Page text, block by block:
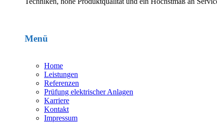
Menü
Home
Leistungen
Referenzen
Prüfung elektrischer Anlagen
Karriere
Kontakt
Impressum